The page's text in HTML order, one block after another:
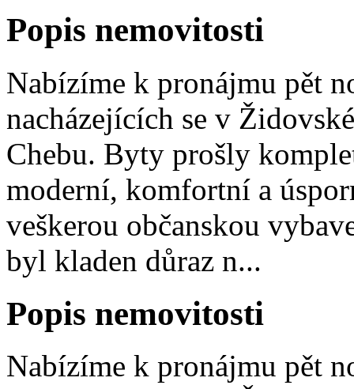
Popis nemovitosti
Nabízíme k pronájmu pět
nacházejících se v
Chebu. Byty prošly
moderní, komfortní a
veškerou občanskou
byl kladen důraz n...
Popis nemovitosti
Nabízíme k pronájmu pět